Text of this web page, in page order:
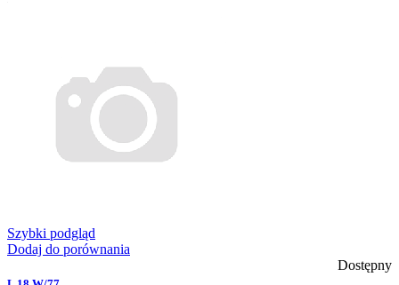
Szybki podgląd
Dodaj do porównania
Dostępny